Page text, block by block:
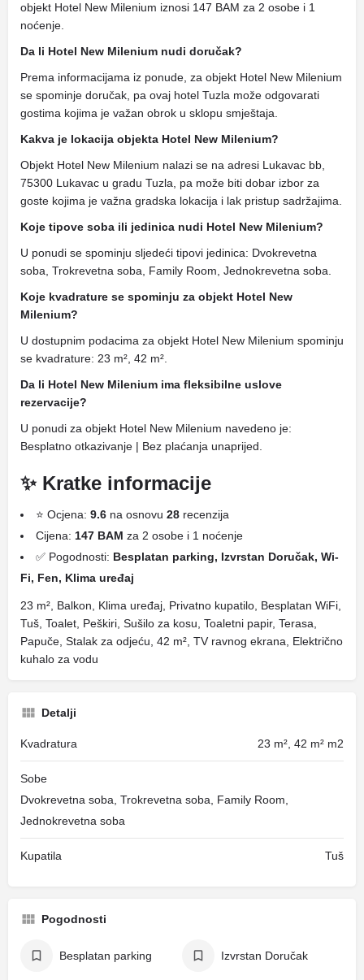
objekt Hotel New Milenium iznosi 147 BAM za 2 osobe i 1
noćenje.
Da li Hotel New Milenium nudi doručak?
Prema informacijama iz ponude, za objekt Hotel New Milenium
se spominje doručak, pa ovaj hotel Tuzla može odgovarati
gostima kojima je važan obrok u sklopu smještaja.
Kakva je lokacija objekta Hotel New Milenium?
Objekt Hotel New Milenium nalazi se na adresi Lukavac bb,
75300 Lukavac u gradu Tuzla, pa može biti dobar izbor za
goste kojima je važna gradska lokacija i lak pristup sadržajima.
Koje tipove soba ili jedinica nudi Hotel New Milenium?
U ponudi se spominju sljedeći tipovi jedinica: Dvokrevetna
soba, Trokrevetna soba, Family Room, Jednokrevetna soba.
Koje kvadrature se spominju za objekt Hotel New
Milenium?
U dostupnim podacima za objekt Hotel New Milenium spominju
se kvadrature: 23 m², 42 m².
Da li Hotel New Milenium ima fleksibilne uslove
rezervacije?
U ponudi za objekt Hotel New Milenium navedeno je:
Besplatno otkazivanje | Bez plaćanja unaprijed.
✨ Kratke informacije
⭐ Ocjena: 9.6 na osnovu 28 recenzija
Cijena: 147 BAM za 2 osobe i 1 noćenje
✅ Pogodnosti: Besplatan parking, Izvrstan Doručak, Wi-
Fi, Fen, Klima uređaj
23 m², Balkon, Klima uređaj, Privatno kupatilo, Besplatan WiFi,
Tuš, Toalet, Peškiri, Sušilo za kosu, Toaletni papir, Terasa,
Papuče, Stalak za odjeću, 42 m², TV ravnog ekrana, Električno
kuhalo za vodu
Detalji
Kvadratura 23 m², 42 m² m2
Sobe
Dvokrevetna soba, Trokrevetna soba, Family Room,
Jednokrevetna soba
Kupatila Tuš
Pogodnosti
Besplatan parking Izvrstan Doručak